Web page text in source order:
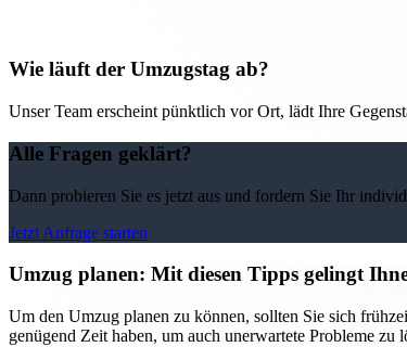
Wie läuft der Umzugstag ab?
Unser Team erscheint pünktlich vor Ort, lädt Ihre
Alle Fragen geklärt?
Dann probieren Sie es jetzt aus und fordern Sie Ihr
Jetzt Anfrage starten
Umzug planen: Mit diesen Tipps gelingt
Um den Umzug planen zu können, sollten Sie sich
genügend Zeit haben, um auch unerwartete Probleme